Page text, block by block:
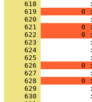
     618
     619
0
     620
     621
0
     622
0
     623
     624
     625
     626
0
     627
     628
0
     629
     630